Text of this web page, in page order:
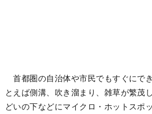
首都圏の自治体や市民でもすぐにで
とえば側溝、吹き溜まり、雑草が繁茂
どいの下などにマイクロ・ホットスポ